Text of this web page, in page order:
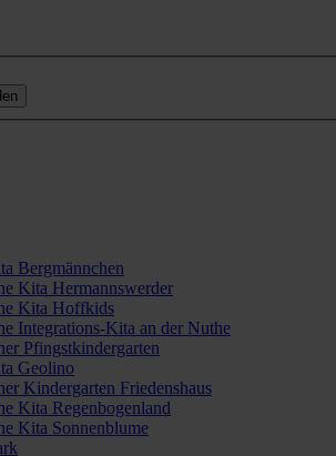
Bergmännchen
Kita Hermannswerder
Kita Hoffkids
Integrations-Kita an der Nuthe
Pfingstkindergarten
Geolino
Kindergarten Friedenshaus
Kita Regenbogenland
Kita Sonnenblume